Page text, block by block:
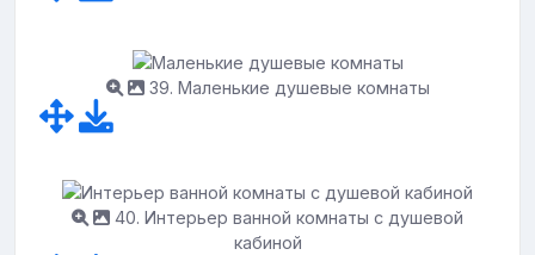
39. Маленькие душевые комнаты
40. Интерьер ванной комнаты с душевой
кабиной